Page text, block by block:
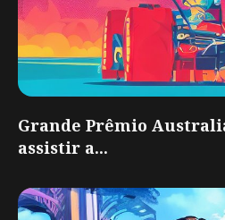
Grande Prêmio
assistir a...